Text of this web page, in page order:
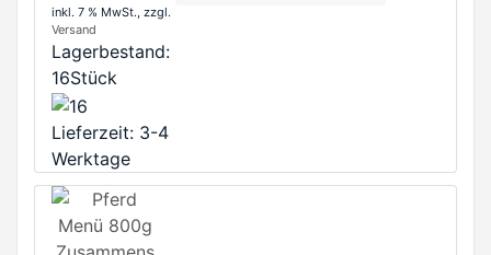
inkl. 7 % MwSt., zzgl.
Versand
Lagerbestand:
16Stück
Lieferzeit: 3-4
Werktage